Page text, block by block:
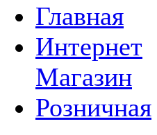
Главная
Интернет
Магазин
Розничная